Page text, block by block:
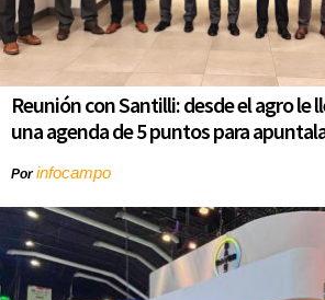
Reunión con Santilli: desde el agro le
una agenda de 5 puntos para
Porinfocampo